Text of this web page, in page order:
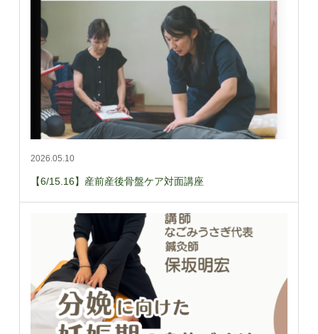
2026.05.10
【6/15.16】産前産後骨盤ケア対面講座